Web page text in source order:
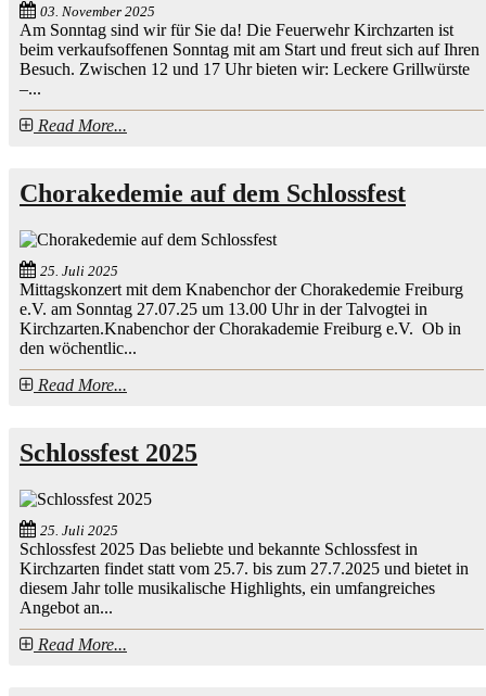
03. November 2025
Am Sonntag sind wir für Sie da! Die Feuerwehr Kirchzarten ist
beim verkaufsoffenen Sonntag mit am Start und freut sich auf Ihren
Besuch. Zwischen 12 und 17 Uhr bieten wir: Leckere Grillwürste
–...
Read More...
Chorakedemie auf dem Schlossfest
25. Juli 2025
Mittagskonzert mit dem Knabenchor der Chorakedemie Freiburg
e.V. am Sonntag 27.07.25 um 13.00 Uhr in der Talvogtei in
Kirchzarten.Knabenchor der Chorakademie Freiburg e.V. Ob in
den wöchentlic...
Read More...
Schlossfest 2025
25. Juli 2025
Schlossfest 2025 Das beliebte und bekannte Schlossfest in
Kirchzarten findet statt vom 25.7. bis zum 27.7.2025 und bietet in
diesem Jahr tolle musikalische Highlights, ein umfangreiches
Angebot an...
Read More...